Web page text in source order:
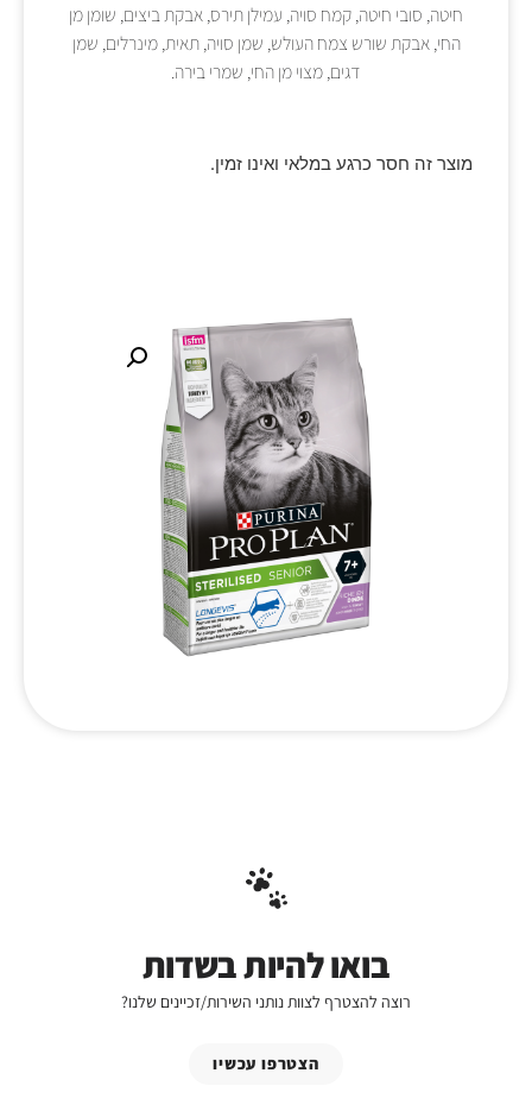
חיטה, סובי חיטה, קמח סויה, עמילן תירס, אבקת ביצים, שומן מן
החי, אבקת שורש צמח העולש, שמן סויה, תאית, מינרלים, שמן
דגים, מצוי מן החי, שמרי בירה.
מוצר זה חסר כרגע במלאי ואינו זמין.
בואו להיות בשדות
רוצה להצטרף לצוות נותני השירות/זכיינים שלנו?
הצטרפו עכשיו